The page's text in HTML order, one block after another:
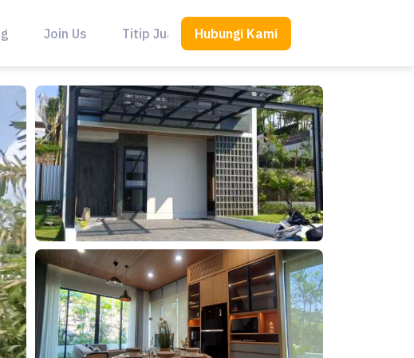
Join Us Titip Jual Hubungi Kami